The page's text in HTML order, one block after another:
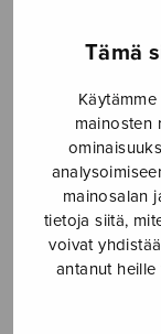
Tämä
mainosten
mainosalan
tietoja siitä,
voivat
antanut
22 suomalaista
kansanlaulua
alttoäänille